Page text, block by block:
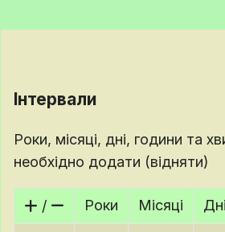
Інтервали
Роки, місяці, дні, години та
необхідно додати (відняти)
/ Роки Місяці Дні